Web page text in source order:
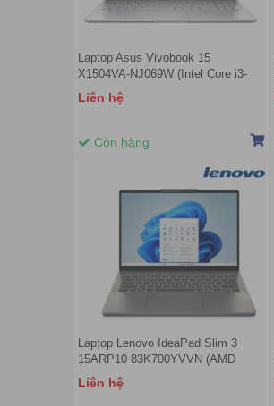
Laptop Asus Vivobook 15
X1504VA-NJ069W (Intel Core i3-
1315U | 8GB | 512GB | Intel Iris Xe
| 15.6 inch FHD | Win 11 | Bạc)
Liên hệ
Còn hàng
Laptop Lenovo IdeaPad Slim 3
15ARP10 83K700YVVN (AMD
Ryzen 7 7735HS | 16GB | 512GB |
AMD Radeon 680M Graphics | 15.3
Liên hệ